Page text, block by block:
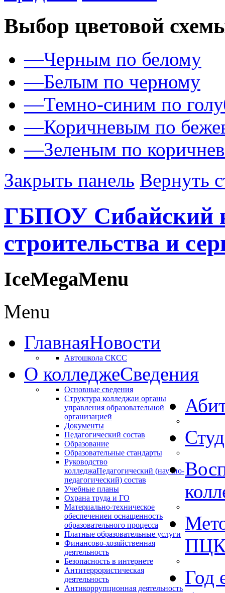
Выбор цветовой
—Черным по белому
—Белым по черному
—Темно-синим по
—Коричневым по
—Зеленым по
Закрыть панель Вернуть
ГБПОУ Сибайский
строительства и
IceMegaMenu
Menu
ГлавнаяНовости
Автошкола СКСС
О колледжеСведения
Основные сведения
Структура колледжаи органы
управления образовательной
организацией
Документы
Педагогический состав
Образование
Образовательные стандарты
Руководство
колледжаПедагогический (научно-
педагогический) состав
Учебные планы
Охрана труда и ГО
Материально-техническое
обеспечениеи оснащенность
образовательного процесса
Платные образовательные услуги
Финансово-хозяйственная
деятельность
Безопасность в интернете
Антитеррористическая
деятельность
Антикоррупционная деятельность
Год